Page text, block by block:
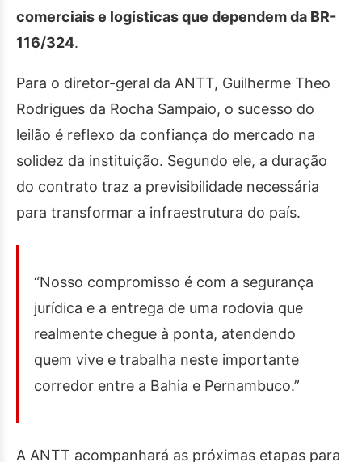
comerciais e logísticas que dependem da BR-
116/324.
Para o diretor-geral da ANTT, Guilherme Theo
Rodrigues da Rocha Sampaio, o sucesso do
leilão é reflexo da confiança do mercado na
solidez da instituição. Segundo ele, a duração
do contrato traz a previsibilidade necessária
para transformar a infraestrutura do país.
“Nosso compromisso é com a segurança
jurídica e a entrega de uma rodovia que
realmente chegue à ponta, atendendo
quem vive e trabalha neste importante
corredor entre a Bahia e Pernambuco.”
A ANTT acompanhará as próximas etapas para